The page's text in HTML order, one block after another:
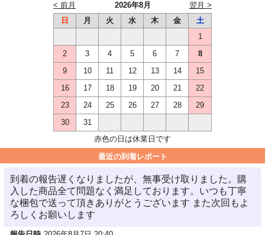
2026年8月
< 前月
翌月 >
日
月 火 水 木 金
土
1
2
3 4 5 6 7
8
9
10 11 12 13 14
15
16
17 18 19 20 21
22
23
24 25 26 27 28
29
30
31
赤色の日は休業日です
最近の到着レポート
到着の報告遅くなりましたが、無事受け取りました。購
入した商品全て問題なく満足しております。いつも丁寧
な梱包で送って頂きありがとうございます また次回もよ
ろしくお願いします